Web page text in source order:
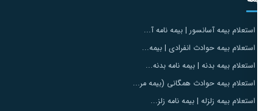
استعلام بیمه آسانسور | بیمه نامه آ...
استعلام بیمه حوادث انفرادی | بیمه...
استعلام بیمه بدنه | بیمه نامه بدنه...
استعلام بیمه حوادث همگانی (بیمه مر...
استعلام بیمه زلزله | بیمه نامه زلز...